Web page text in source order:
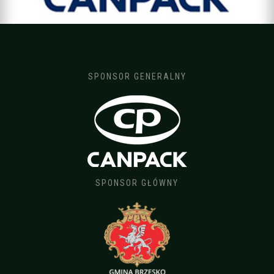
SPONSOR GENERALNY
SPONSOR GŁÓWNY